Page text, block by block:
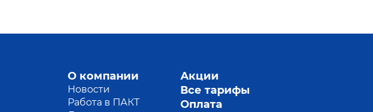
О компании
Новости
Работа в ПАКТ
Акции
Все тарифы
Оплата